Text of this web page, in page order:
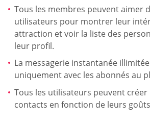
Tous les membres peuvent aimer
utilisateurs pour montrer leur
attraction et voir la liste des
leur profil.
La messagerie instantanée
uniquement avec les abonnés au
Tous les utilisateurs peuvent
contacts en fonction de leurs